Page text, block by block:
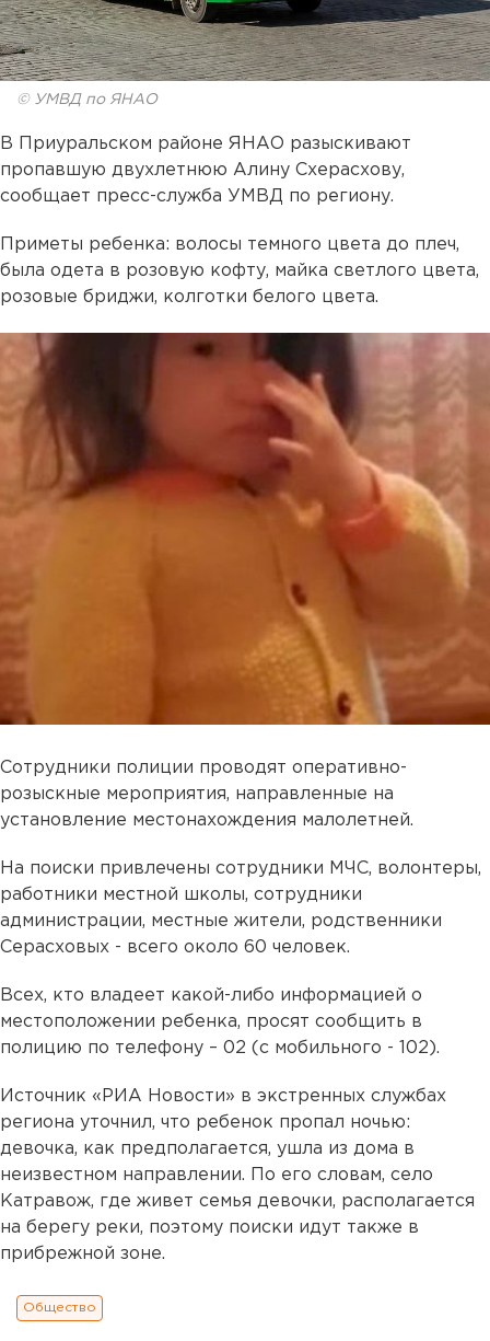
© УМВД по ЯНАО
В Приуральском районе ЯНАО разыскивают
пропавшую двухлетнюю Алину Схерасхову,
сообщает пресс-служба УМВД по региону.
Приметы ребенка: волосы темного цвета до плеч,
была одета в розовую кофту, майка светлого цвета,
розовые бриджи, колготки белого цвета.
Сотрудники полиции проводят оперативно-
розыскные мероприятия, направленные на
установление местонахождения малолетней.
На поиски привлечены сотрудники МЧС, волонтеры,
работники местной школы, сотрудники
администрации, местные жители, родственники
Серасховых - всего около 60 человек.
Всех, кто владеет какой-либо информацией о
местоположении ребенка, просят сообщить в
полицию по телефону – 02 (с мобильного - 102).
Источник «РИА Новости» в экстренных службах
региона уточнил, что ребенок пропал ночью:
девочка, как предполагается, ушла из дома в
неизвестном направлении. По его словам, село
Катравож, где живет семья девочки, располагается
на берегу реки, поэтому поиски идут также в
прибрежной зоне.
Общество